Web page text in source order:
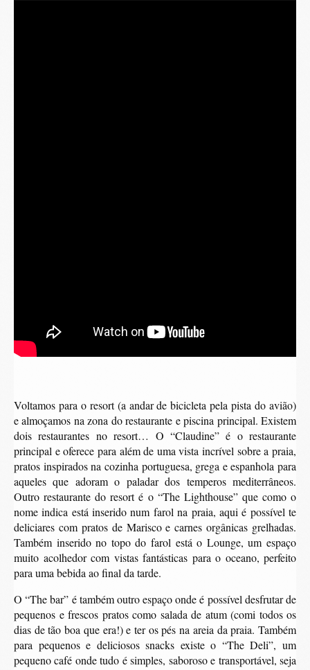
Voltamos para o resort (a andar de bicicleta pela pista do avião)
e almoçamos na zona do restaurante e piscina principal. Existem
dois restaurantes no resort… O “Claudine” é o restaurante
principal e oferece para além de uma vista incrível sobre a praia,
pratos inspirados na cozinha portuguesa, grega e espanhola para
aqueles que adoram o paladar dos temperos mediterrâneos.
Outro restaurante do resort é o “The Lighthouse” que como o
nome indica está inserido num farol na praia, aqui é possível te
deliciares com pratos de Marisco e carnes orgânicas grelhadas.
Também inserido no topo do farol está o Lounge, um espaço
muito acolhedor com vistas fantásticas para o oceano, perfeito
para uma bebida ao final da tarde.
O “The bar” é também outro espaço onde é possível desfrutar de
pequenos e frescos pratos como salada de atum (comi todos os
dias de tão boa que era!) e ter os pés na areia da praia. Também
para pequenos e deliciosos snacks existe o “The Deli”, um
pequeno café onde tudo é simples, saboroso e transportável, seja